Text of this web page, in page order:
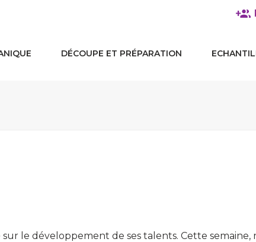
DÉCOUPE ET PRÉPARATION
le développement de ses talents. Cette